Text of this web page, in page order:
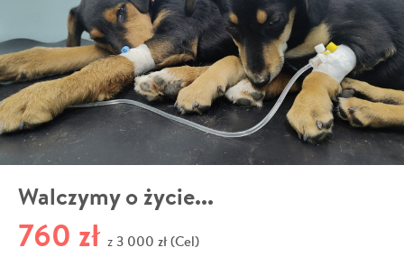
Walczymy o życie...
760 zł z 3 000 zł (Cel)